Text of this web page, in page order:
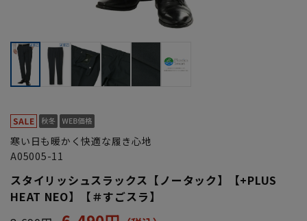
寒い日も暖かく快適な履き心地
A05005-11
スタイリッシュスラックス【ノータック】【+PLUS
HEAT NEO】【＃すごスラ】